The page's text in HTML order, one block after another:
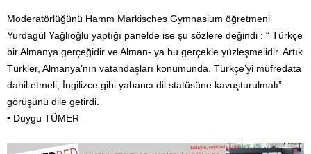
Moderatörlüğünü Hamm Markisches Gymnasium öğretmeni
Yurdagül Yağlıoğlu yaptığı panelde ise şu sözlere değindi : “ Türkçe
bir Almanya gerçeğidir ve Alman- ya bu gerçekle yüzleşmelidir. Artık
Türkler, Almanya’nın vatandaşları konumunda. Türkçe’yi müfredata
dahil etmeli, İngilizce gibi yabancı dil statüsüne kavuşturulmalı”
görüşünü dile getirdi.
• Duygu TÜMER